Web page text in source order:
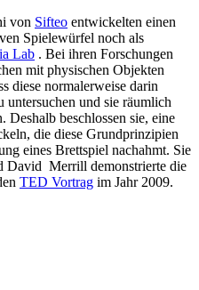
von Sifteo entwickelten einen
Spielewürfel noch als
Lab . Bei ihren Forschungen
mit physischen Objekten
diese normalerweise darin
untersuchen und sie räumlich
Deshalb beschlossen sie, eine
die diese Grundprinzipien
eines Brettspiel nachahmt. Sie
David Merrill demonstrierte die
TED Vortrag im Jahr 2009.